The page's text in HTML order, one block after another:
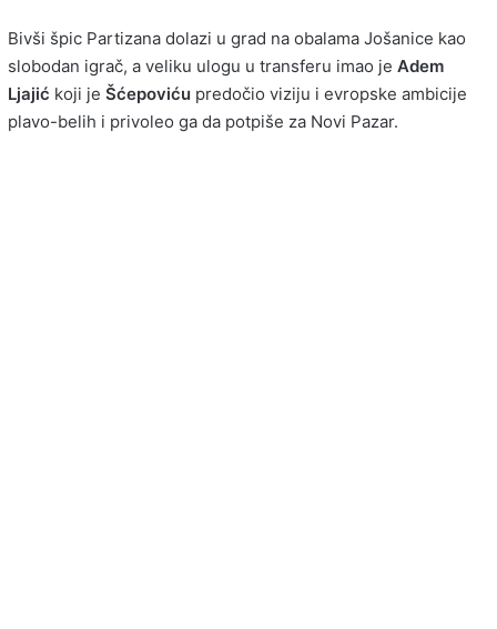
Bivši špic Partizana dolazi u grad na obalama Jošanice kao
slobodan igrač, a veliku ulogu u transferu imao je Adem
Ljajić koji je Šćepoviću predočio viziju i evropske ambicije
plavo-belih i privoleo ga da potpiše za Novi Pazar.